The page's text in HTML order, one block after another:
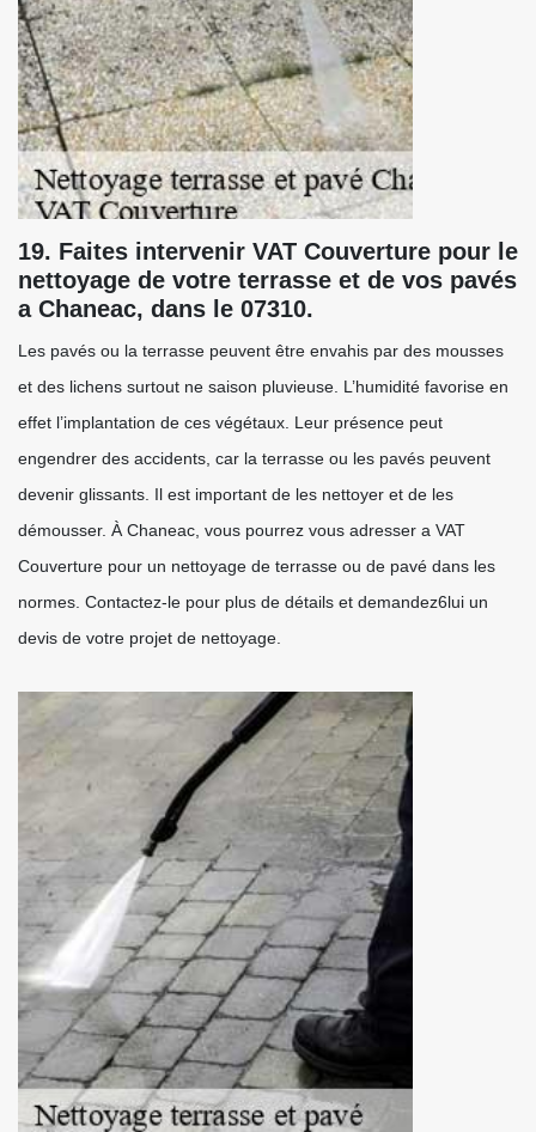
19. Faites intervenir VAT Couverture pour le
nettoyage de votre terrasse et de vos pavés
a Chaneac, dans le 07310.
Les pavés ou la terrasse peuvent être envahis par des mousses
et des lichens surtout ne saison pluvieuse. L’humidité favorise en
effet l’implantation de ces végétaux. Leur présence peut
engendrer des accidents, car la terrasse ou les pavés peuvent
devenir glissants. Il est important de les nettoyer et de les
démousser. À Chaneac, vous pourrez vous adresser a VAT
Couverture pour un nettoyage de terrasse ou de pavé dans les
normes. Contactez-le pour plus de détails et demandez6lui un
devis de votre projet de nettoyage.